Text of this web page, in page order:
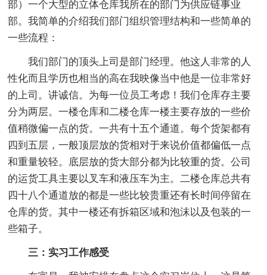
部）一个大型的立体仓库我所在的部门为供应链事业
部。我简单的介绍我们部门组织管理结构和一些简单的
一些流程：
我们部门的顶头上司是部门经理。他这人非常的人
性化而且学历也相当的高在我映像当中他是一位非常好
的上司。讲诚信。为每一位员工考虑！我们仓库存主要
分为两层。一楼仓库和二楼仓库一楼主要存放的一些价
值稍微偏一点的货。一共有十五个通道。每个货架都有
四到五层，一般顶层放的货相对于来说价值都偏低一点
和重量较轻。底层放的货大部分都为比较重的货。公司
的运货工具主要以叉车和液压车为主。二楼仓库总共有
四十八个通道放的都是一些比较贵重还有长时间停留在
仓库的货。其中一楼还有拆箱区域和泡沫以及包装的一
些箱子。
三：实习工作感受